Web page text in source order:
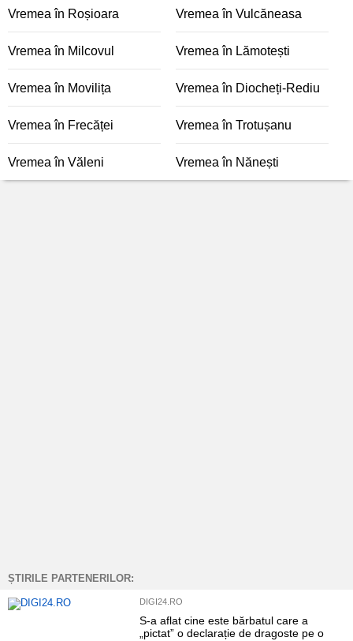
Vremea în Roșioara Vremea în Vulcăneasa
Vremea în Milcovul Vremea în Lămotești
Vremea în Movilița Vremea în Diocheți-Rediu
Vremea în Frecăței Vremea în Trotușanu
Vremea în Văleni Vremea în Nănești
ȘTIRILE PARTENERILOR:
DIGI24.RO
S-a aflat cine este bărbatul care a
„pictat” o declarație de dragoste pe o